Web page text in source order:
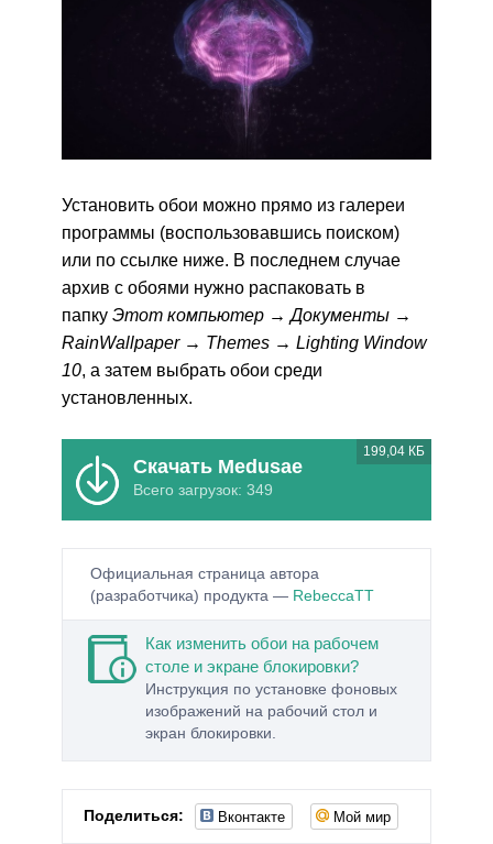
Установить обои можно прямо из галереи
программы (воспользовавшись поиском)
или по ссылке ниже. В последнем случае
архив с обоями нужно распаковать в
папку Этот компьютер → Документы →
RainWallpaper → Themes → Lighting Window
10, а затем выбрать обои среди
установленных.
Скачать Medusae
Всего загрузок: 349
199,04 КБ
Официальная страница автора
(разработчика) продукта — RebeccaTT
Как изменить обои на рабочем
столе и экране блокировки?
Инструкция по установке фоновых
изображений на рабочий стол и
экран блокировки.
Поделиться: Вконтакте Мой мир